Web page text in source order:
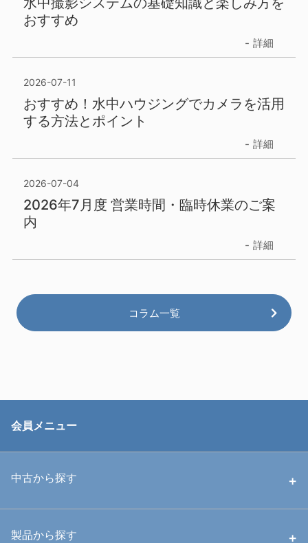
おすすめ
詳細
2026-07-11
おすすめ！水中ハウジングでカメラを活用
する方法とポイント
詳細
2026-07-04
2026年7月度 営業時間・臨時休業のご案
内
詳細
コラム一覧
会員メニュー
中古から探す
中古ハウジング
製品から探す